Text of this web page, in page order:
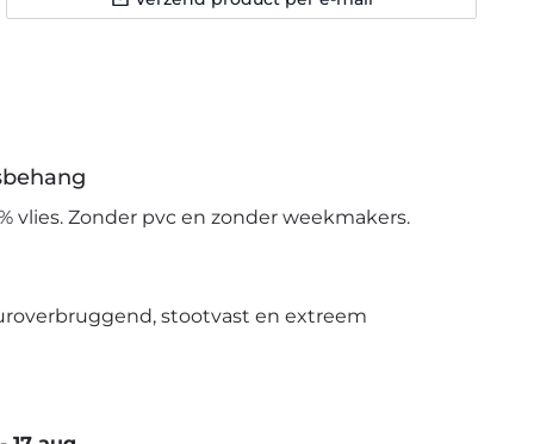
vlies. Zonder pvc en zonder weekmakers.
stootvast en extreem